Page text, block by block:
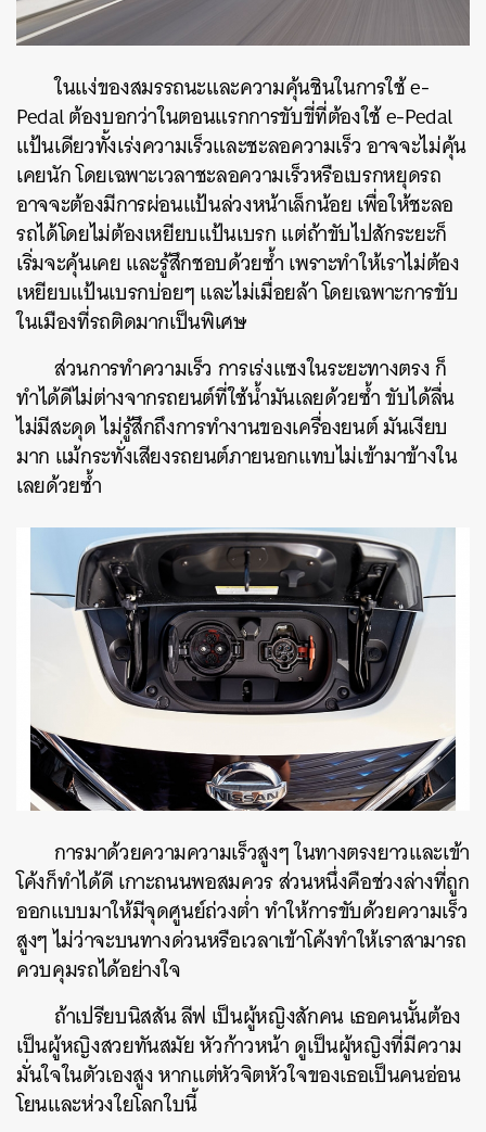
ในแง่ของสมรรถนะและความคุ้นชินในการใช้ e-
Pedal ต้องบอกว่าในตอนแรกการขับขี่ที่ต้องใช้ e-Pedal
แป้นเดียวทั้งเร่งความเร็วและชะลอความเร็ว อาจจะไม่คุ้น
เคยนัก โดยเฉพาะเวลาชะลอความเร็วหรือเบรกหยุดรถ
อาจจะต้องมีการผ่อนแป้นล่วงหน้าเล็กน้อย เพื่อให้ชะลอ
รถได้โดยไม่ต้องเหยียบแป้นเบรก แต่ถ้าขับไปสักระยะก็
เริ่มจะคุ้นเคย และรู้สึกชอบด้วยซ้ำ เพราะทำให้เราไม่ต้อง
เหยียบแป้นเบรกบ่อยๆ และไม่เมื่อยล้า โดยเฉพาะการขับ
ในเมืองที่รถติดมากเป็นพิเศษ
ส่วนการทำความเร็ว การเร่งแซงในระยะทางตรง ก็
ทำได้ดีไม่ต่างจากรถยนต์ที่ใช้น้ำมันเลยด้วยซ้ำ ขับได้ลื่น
ไม่มีสะดุด ไม่รู้สึกถึงการทำงานของเครื่องยนต์ มันเงียบ
มาก แม้กระทั่งเสียงรถยนต์ภายนอกแทบไม่เข้ามาข้างใน
เลยด้วยซ้ำ
การมาด้วยความความเร็วสูงๆ ในทางตรงยาวและเข้า
โค้งก็ทำได้ดี เกาะถนนพอสมควร ส่วนหนึ่งคือช่วงล่างที่ถูก
ออกแบบมาให้มีจุดศูนย์ถ่วงต่ำ ทำให้การขับด้วยความเร็ว
สูงๆ ไม่ว่าจะบนทางด่วนหรือเวลาเข้าโค้งทำให้เราสามารถ
ควบคุมรถได้อย่างใจ
ถ้าเปรียบนิสสัน ลีฟ เป็นผู้หญิงสักคน เธอคนนั้นต้อง
เป็นผู้หญิงสวยทันสมัย หัวก้าวหน้า ดูเป็นผู้หญิงที่มีความ
มั่นใจในตัวเองสูง หากแต่หัวจิตหัวใจของเธอเป็นคนอ่อน
โยนและห่วงใยโลกใบนี้